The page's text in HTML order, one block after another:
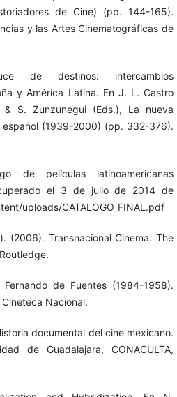
de Cine) (pp. 144-165).
y las Artes Cinematográficas de
de destinos: intercambios
y América Latina. En J. L. Castro
S. Zunzunegui (Eds.), La nueva
español (1939-2000) (pp. 332-376).
de películas latinoamericanas
el 3 de julio de 2014 de
uploads/CATALOGO_FINAL.pdf
(2006). Transnacional Cinema. The
de Fuentes (1984-1958).
Nacional.
documental del cine mexicano.
de Guadalajara, CONACULTA,